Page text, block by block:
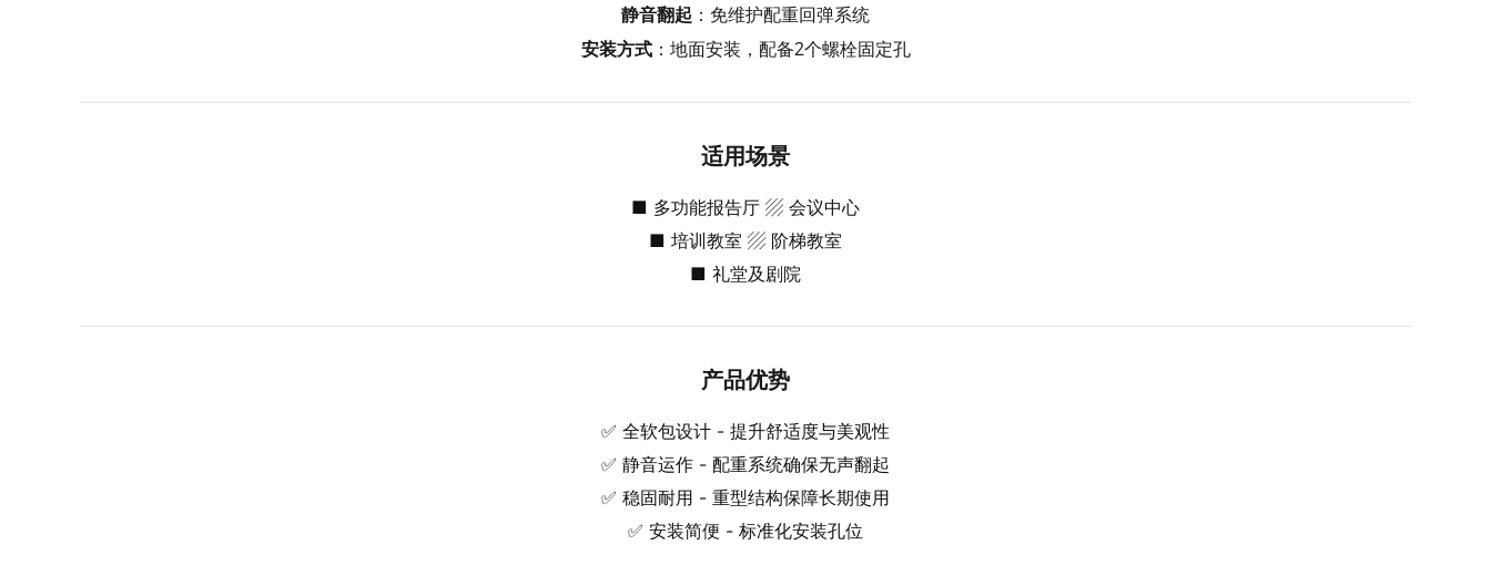
静音翻起 ：免维护配重回弹系统
安装方式：地面安装，配备2个螺栓固定孔
适用场景
■ 多功能报告厅 ▨ 会议中心
■ 培训教室 ▨ 阶梯教室
■ 礼堂及剧院
产品优势
✅ 全软包设计 - 提升舒适度与美观性
✅ 静音运作 - 配重系统确保无声翻起
✅ 稳固耐用 - 重型结构保障长期使用
✅ 安装简便 - 标准化安装孔位